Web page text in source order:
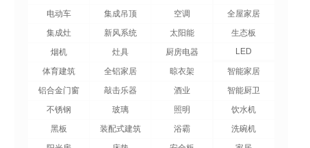
电动车
集成吊顶 空调
全屋家居
集成灶
新风系统 太阳能
生态板
烟机
灶具 厨房电器 LED
体育建筑 全铝家居 晾衣架
智能家居
铝合金门窗
敲击乐器 酒业
智能厨卫
不锈钢
玻璃 照明
饮水机
黑板
装配式建筑 浴霸
洗碗机